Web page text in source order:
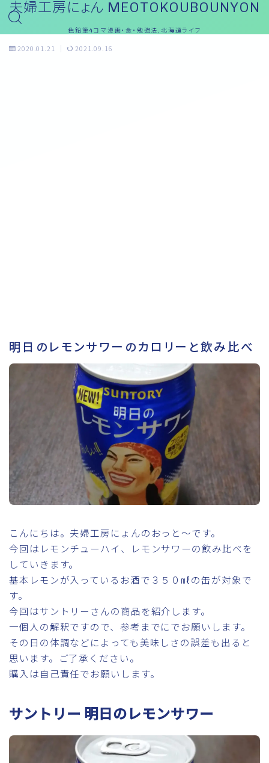
夫婦工房にょん MEOTOKOUBOUNYON
色鉛筆4コマ漫画・食・勉強法,北海道ライフ
2020.01.21 2021.09.16
明日のレモンサワーのカロリーと飲み比べ
こんにちは。夫婦工房にょんのおっと～です。
今回はレモンチューハイ、レモンサワーの飲み比べを
していきます。
基本レモンが入っているお酒で３５０㎖の缶が対象で
す。
今回はサントリーさんの商品を紹介します。
一個人の解釈ですので、参考までにでお願いします。
その日の体調などによっても美味しさの誤差も出ると
思います。ご了承ください。
購入は自己責任でお願いします。
サントリー 明日のレモンサワー